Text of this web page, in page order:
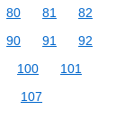
80 81
82
90 91
92
100
101
107